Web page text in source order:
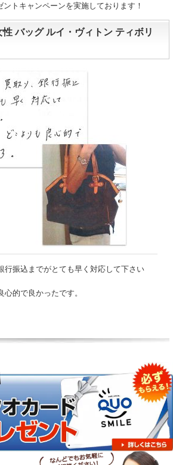
トキャンペーンを実施しております！
バッグ ルイ・ヴィトン ティボリ
行振込までがとても早く対応して下さい
的で良かったです。